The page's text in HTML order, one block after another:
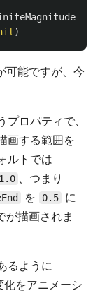
)
可能ですが、今
プロパティで、
画する範囲を
ルトでは
1.0 、つまり
を 0.5
に
が描画されま
るように
をアニメーシ